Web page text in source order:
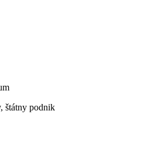
štátny podnik